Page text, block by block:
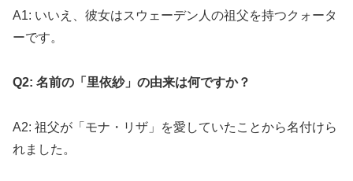
A1: いいえ、彼女はスウェーデン人の祖父を持つクォータ
ーです。
Q2: 名前の「里依紗」の由来は何ですか？
A2: 祖父が「モナ・リザ」を愛していたことから名付けら
れました。